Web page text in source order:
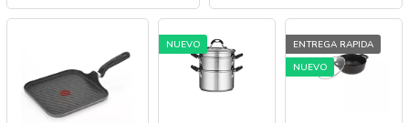
NUEVO
ENTREGA RAPIDA
NUEVO